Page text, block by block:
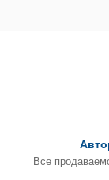
Все